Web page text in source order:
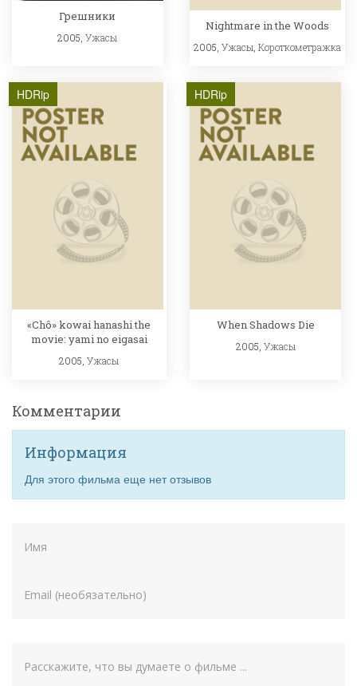
Грешники
2005,Ужасы
Nightmare in the Woods
2005,Ужасы ,Короткометражка
HDRip
«Chô» kowai hanashi the
movie: yami no eigasai
2005,Ужасы
HDRip
When Shadows Die
2005, Ужасы
Комментарии
Информация
Для этого фильма еще нет отзывов